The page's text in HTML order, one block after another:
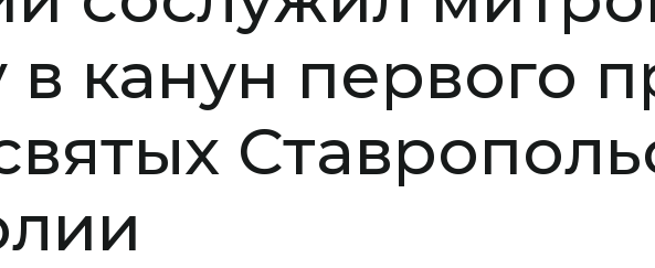
канун первого